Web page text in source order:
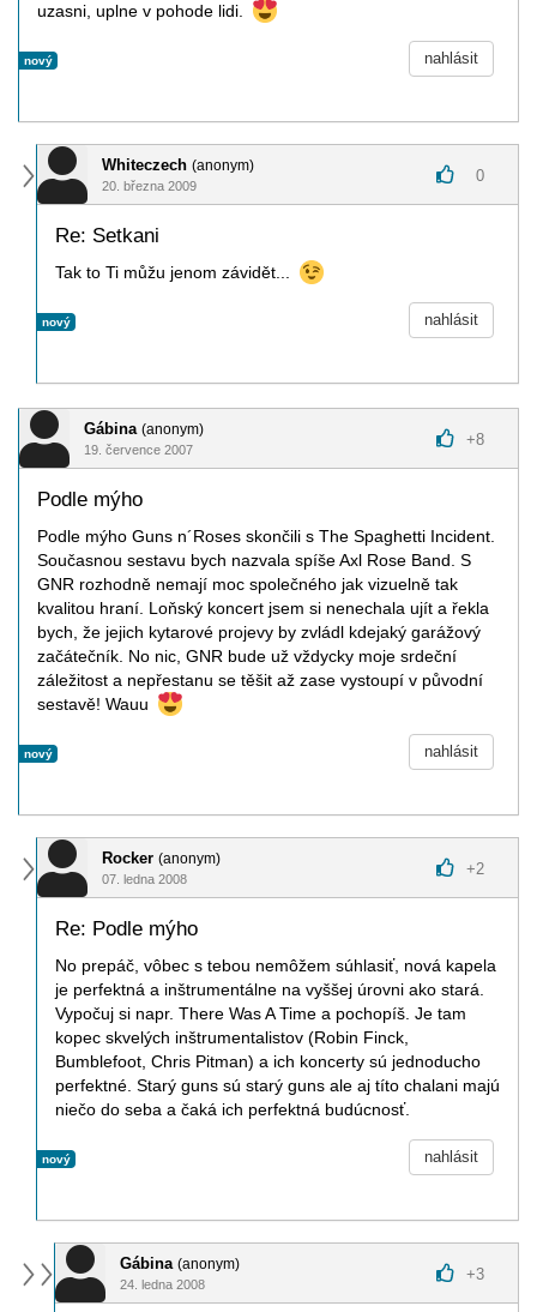
uzasni, uplne v pohode lidi.
nový nahlásit
Whiteczech (anonym)
20. března 2009
0
Re: Setkani
Tak to Ti můžu jenom závidět...
nový nahlásit
Gábina (anonym)
19. července 2007
+8
Podle mýho
Podle mýho Guns n´Roses skončili s The Spaghetti Incident.
Současnou sestavu bych nazvala spíše Axl Rose Band. S
GNR rozhodně nemají moc společného jak vizuelně tak
kvalitou hraní. Loňský koncert jsem si nenechala ujít a řekla
bych, že jejich kytarové projevy by zvládl kdejaký garážový
začátečník. No nic, GNR bude už vždycky moje srdeční
záležitost a nepřestanu se těšit až zase vystoupí v původní
sestavě! Wauu
nový nahlásit
Rocker (anonym)
07. ledna 2008
+2
Re: Podle mýho
No prepáč, vôbec s tebou nemôžem súhlasiť, nová kapela
je perfektná a inštrumentálne na vyššej úrovni ako stará.
Vypočuj si napr. There Was A Time a pochopíš. Je tam
kopec skvelých inštrumentalistov (Robin Finck,
Bumblefoot, Chris Pitman) a ich koncerty sú jednoducho
perfektné. Starý guns sú starý guns ale aj títo chalani majú
niečo do seba a čaká ich perfektná budúcnosť.
nový nahlásit
Gábina (anonym)
24. ledna 2008
+3